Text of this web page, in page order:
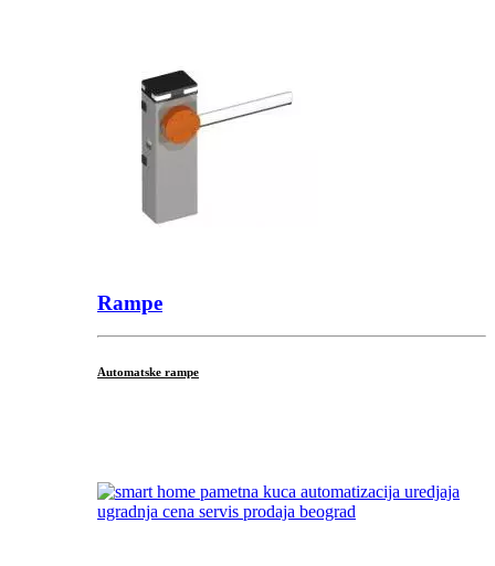
Rampe
Automatske rampe